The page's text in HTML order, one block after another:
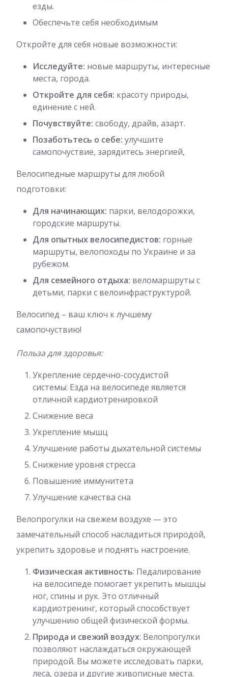
езды.
Обеспечьте себя необходимым
Откройте для себя новые возможности:
Исследуйте: новые маршруты, интересные
места, города.
Откройте для себя: красоту природы,
единение с ней.
Почувствуйте: свободу, драйв, азарт.
Позаботьтесь о себе: улучшите
самопочуствие, зарядитесь энергией,
Велосипедные маршруты для любой
подготовки:
Для начинающих: парки, велодорожки,
городские маршруты.
Для опытных велосипедистов: горные
маршруты, велопоходы по Украине и за
рубежом.
Для семейного отдыха: веломаршруты с
детьми, парки с велоинфраструктурой.
Велосипед – ваш ключ к лучшему
самопочуствию!
Польза для здоровья:
Укрепление сердечно-сосудистой
системы: Езда на велосипеде является
отличной кардиотренировкой
Снижение веса
Укрепление мышц
Улучшение работы дыхательной системы
Снижение уровня стресса
Повышение иммунитета
Улучшение качества сна
Велопрогулки на свежем воздухе — это
замечательный способ насладиться природой,
укрепить здоровье и поднять настроение.
Физическая активность: Педалирование
на велосипеде помогает укрепить мышцы
ног, спины и рук. Это отличный
кардиотренинг, который способствует
улучшению общей физической формы.
Природа и свежий воздух: Велопрогулки
позволяют наслаждаться окружающей
природой. Вы можете исследовать парки,
леса, озера и другие живописные места.